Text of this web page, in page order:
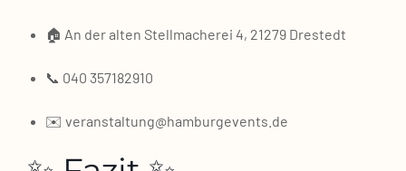
🏠 An der alten Stell­ma­che­rei 4, 21279 Dre­stedt
📞 040 357182910
✉️ veranstaltung@hamburgevents.de